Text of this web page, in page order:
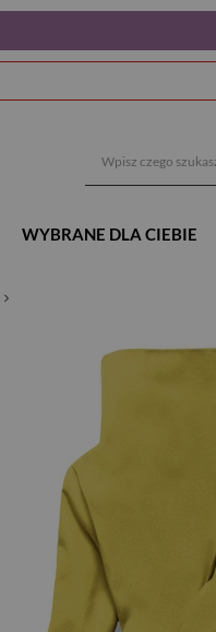
WYBRANE DLA CIEBIE